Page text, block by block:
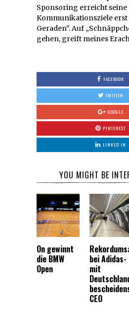
Sponsoring erreicht seine
Kommunikationsziele
Geraden“. Auf
gehen, greift meines
FACEBOOK
TWITTER
GOOGLE
PINTEREST
LINKED IN
YOU MIGHT BE
On gewinnt
die BMW
Open
bei Adidas-
mit
CEO